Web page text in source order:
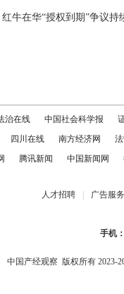
治在线 中国社会科学报
四川在线 南方经济网
腾讯新闻 中国新闻网
人才招聘 广告服务
手机
中国产经观察 版权所有 2023-